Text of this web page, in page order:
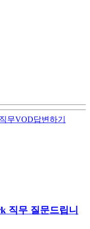
직무VOD답변하기
직무 질문드립니